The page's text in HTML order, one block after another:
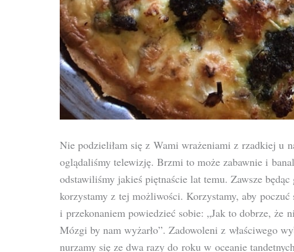
Nie podzieliłam się z Wami wrażeniami z rzadkiej u
oglądaliśmy telewizję. Brzmi to może zabawnie i
odstawiliśmy jakieś piętnaście lat temu. Zawsze
korzystamy z tej możliwości. Korzystamy, aby
i przekonaniem powiedzieć sobie: „Jak to dobrze, że
Mózgi by nam wyżarło”. Zadowoleni z właściwego
nurzamy się ze dwa razy do roku w oceanie